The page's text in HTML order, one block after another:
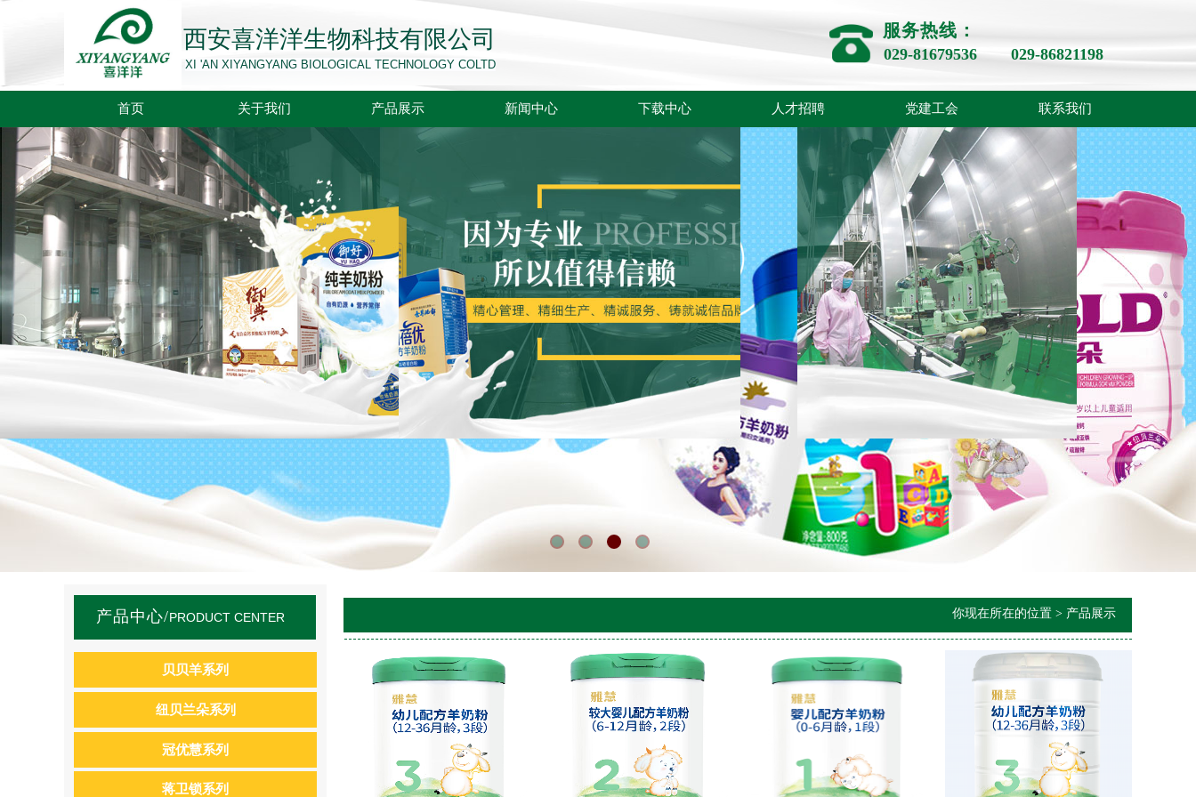
西安喜洋洋生物科技有限公司
XI 'AN XIYANGYANG BIOLOGICAL TECHNOLOGY COLTD
服务热线：
029-81679536 029-86821198
首页 关于我们 产品展示 新闻中心 下载中心 人才招聘 党建工会 联系我们
纽贝兰朵系列
贝贝羊系列
产品中心/PRODUCT CENTER
冠优慧系列
蒋卫锁系列
你现在所在的位置 > 产品展示